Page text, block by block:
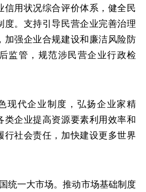
信用状况综合评价体系，健全民
度。支持引导民营企业完善治理
加强企业合规建设和廉洁风险防
监管，规范涉民营企业行政检
现代企业制度，弘扬企业家精
类企业提高资源要素利用效率和
行社会责任，加快建设更多世界
统一大市场。推动市场基础制度